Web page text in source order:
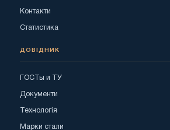
Контакти
Статистика
ДОВІДНИК
ГОСТы и ТУ
Документи
Технологія
Марки стали